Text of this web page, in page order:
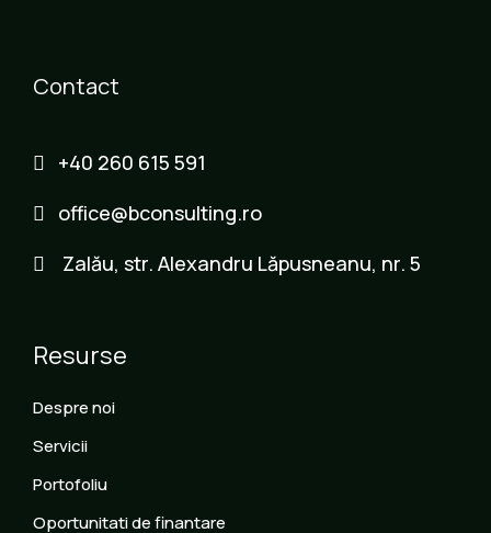
Contact
+40 260 615 591
office@bconsulting.ro
Zalău, str. Alexandru Lăpusneanu, nr. 5
Resurse
Despre noi
Servicii
Portofoliu
Oportunitati de finantare